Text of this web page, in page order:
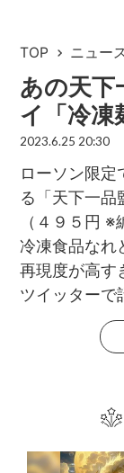
TOP ニュー
あの天下
イ「冷凍
2023.6.25 20:30
ローソン限定
る「天下一品
（４９５円 ※
冷凍食品なれ
再現度が高す
ツイッターで